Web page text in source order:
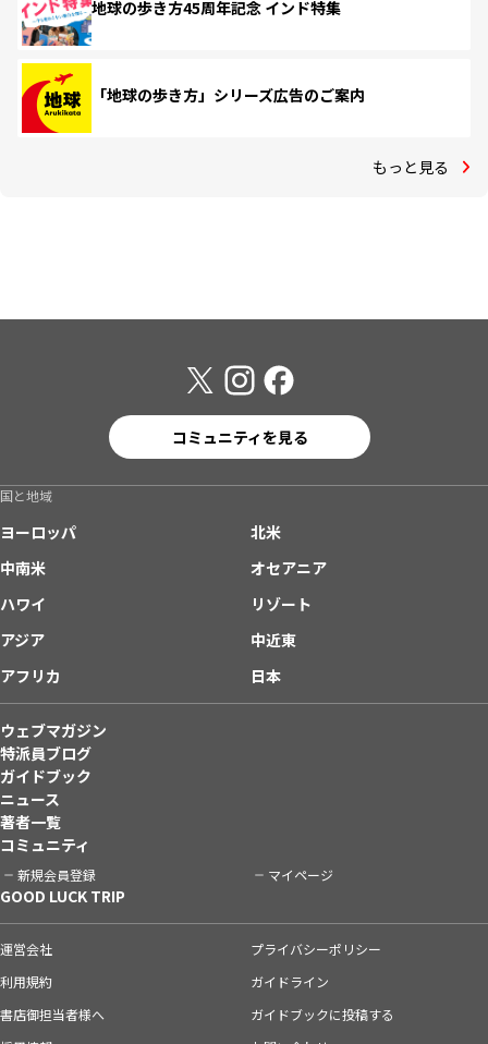
地球の歩き方45周年記念 インド特集
「地球の歩き方」シリーズ広告のご案内
もっと見る
コミュニティを見る
国と地域
ヨーロッパ
北米
中南米
オセアニア
ハワイ
リゾート
アジア
中近東
アフリカ
日本
ウェブマガジン
特派員ブログ
ガイドブック
ニュース
著者一覧
コミュニティ
新規会員登録 マイページ
GOOD LUCK TRIP
運営会社
プライバシーポリシー
利用規約
ガイドライン
書店御担当者様へ
ガイドブックに投稿する